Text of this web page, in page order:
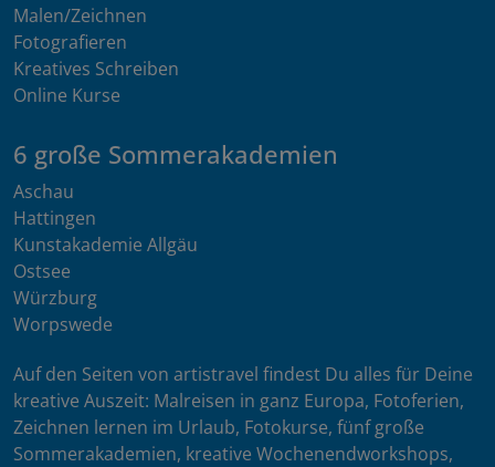
Malen/Zeichnen
Fotografieren
Kreatives Schreiben
Online Kurse
6 große Sommerakademien
Aschau
Hattingen
Kunstakademie Allgäu
Ostsee
Würzburg
Worpswede
Auf den Seiten von artistravel findest Du alles für Deine
kreative Auszeit: Malreisen in ganz Europa, Fotoferien,
Zeichnen lernen im Urlaub, Fotokurse, fünf große
Sommerakademien, kreative Wochenendworkshops,